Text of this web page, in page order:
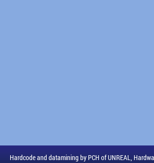
Hardcode and datamining by PCH of UNREAL,